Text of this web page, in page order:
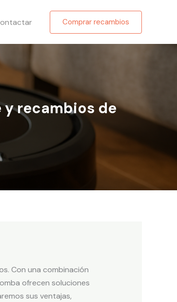
Comprar recambios
recambios de
Con una combinación
ofrecen soluciones
sus ventajas,